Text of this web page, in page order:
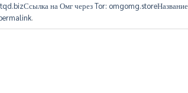
на Омг через Tor: omgomg.storeНазвание
.